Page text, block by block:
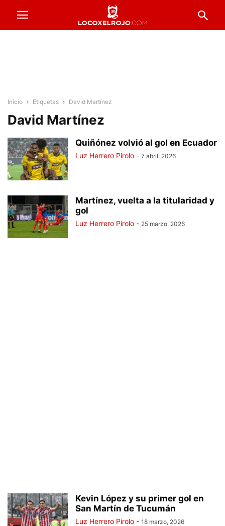
Inicio Etiquetas David Martínez
David Martínez
Quiñónez volvió al gol en Ecuador
Luz Herrero Pirolo - 7 abril, 2026
Martínez, vuelta a la titularidad y
gol
Luz Herrero Pirolo - 25 marzo, 2026
Kevin López y su primer gol en
San Martín de Tucumán
Luz Herrero Pirolo - 18 marzo, 2026